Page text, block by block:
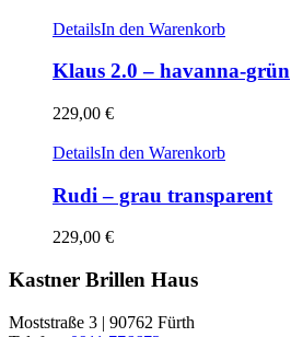
DetailsIn den Warenkorb
Klaus 2.0 – havanna-grün
229,00 €
DetailsIn den Warenkorb
Rudi – grau transparent
229,00 €
Kastner Brillen Haus
Moststraße 3 | 90762 Fürth